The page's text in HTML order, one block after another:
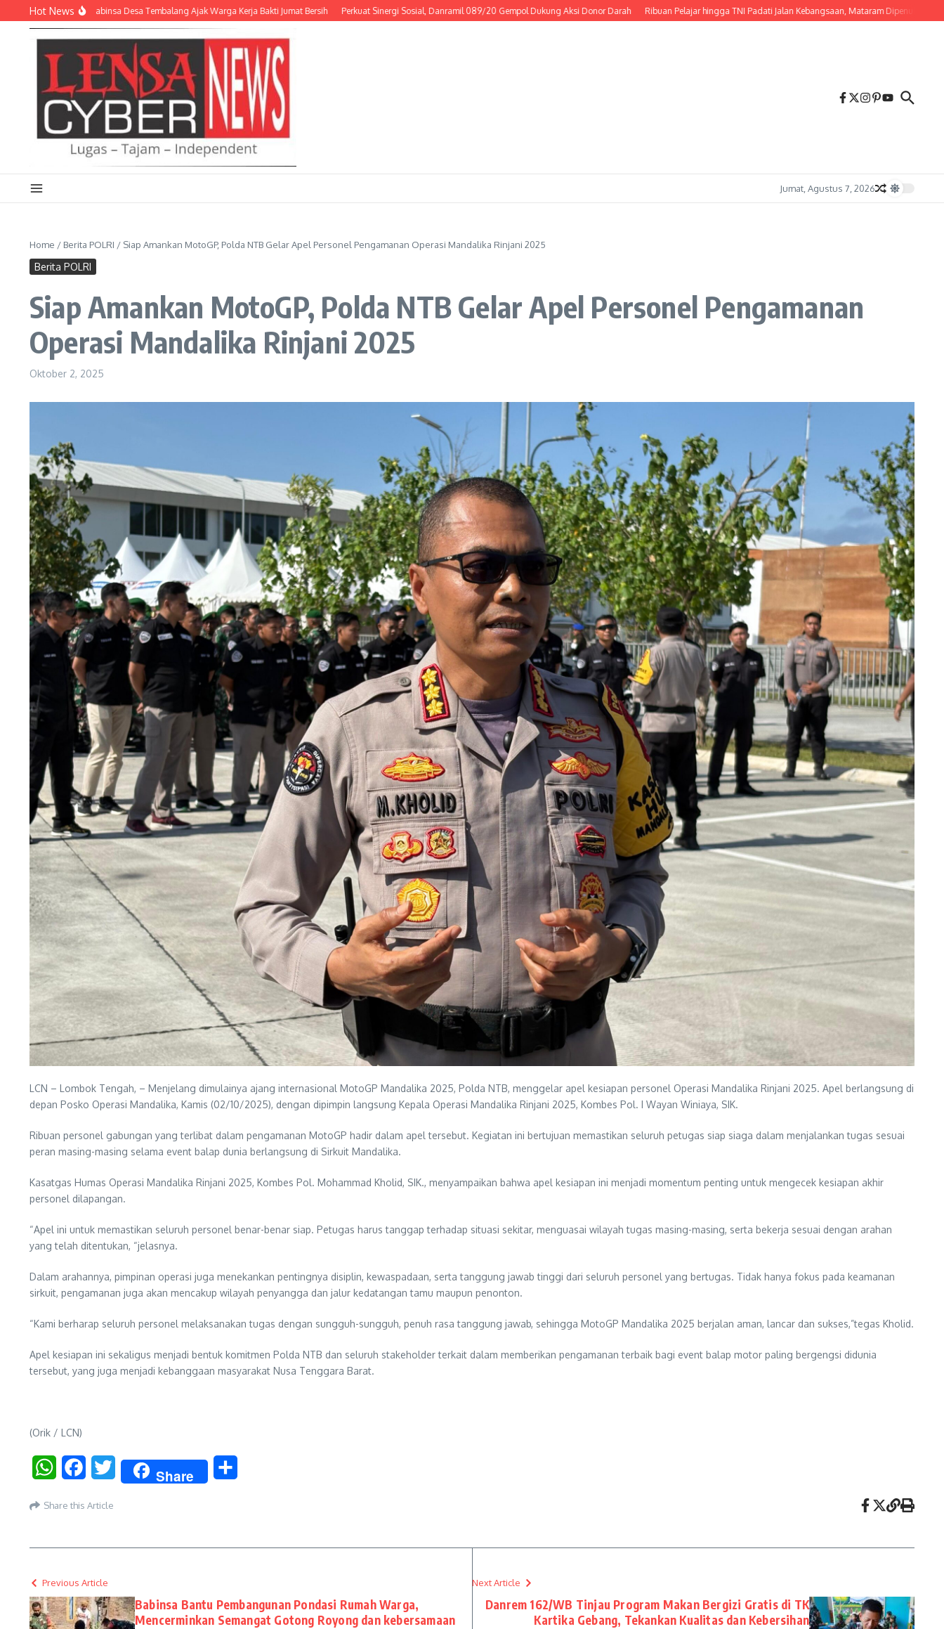
Lewati ke konten
Hot News
Kebersamaan, Babinsa Desa Tembalang Ajak Warga Kerja Bakti Jumat Bersih Perkuat Sinergi Sosial, Danramil 089/20 Gempol Dukung Aksi Donor Darah Ribuan Pelajar hingga TNI Padati Jalan Kebangsaan, Mataram Dipenuhi Merah Putih
Jumat, Agustus 7, 2026
Home / Berita POLRI / Siap Amankan MotoGP, Polda NTB Gelar Apel Personel Pengamanan Operasi Mandalika Rinjani 2025
Berita POLRI
Siap Amankan MotoGP, Polda NTB Gelar Apel Personel Pengamanan
Operasi Mandalika Rinjani 2025
Oktober 2, 2025
LCN – Lombok Tengah, – Menjelang dimulainya ajang internasional MotoGP Mandalika 2025, Polda NTB, menggelar apel kesiapan personel Operasi Mandalika Rinjani 2025. Apel berlangsung di
depan Posko Operasi Mandalika, Kamis (02/10/2025), dengan dipimpin langsung Kepala Operasi Mandalika Rinjani 2025, Kombes Pol. I Wayan Winiaya, SIK.
Ribuan personel gabungan yang terlibat dalam pengamanan MotoGP hadir dalam apel tersebut. Kegiatan ini bertujuan memastikan seluruh petugas siap siaga dalam menjalankan tugas sesuai
peran masing-masing selama event balap dunia berlangsung di Sirkuit Mandalika.
Kasatgas Humas Operasi Mandalika Rinjani 2025, Kombes Pol. Mohammad Kholid, SIK., menyampaikan bahwa apel kesiapan ini menjadi momentum penting untuk mengecek kesiapan akhir
personel dilapangan.
“Apel ini untuk memastikan seluruh personel benar-benar siap. Petugas harus tanggap terhadap situasi sekitar, menguasai wilayah tugas masing-masing, serta bekerja sesuai dengan arahan
yang telah ditentukan, “jelasnya.
Dalam arahannya, pimpinan operasi juga menekankan pentingnya disiplin, kewaspadaan, serta tanggung jawab tinggi dari seluruh personel yang bertugas. Tidak hanya fokus pada keamanan
sirkuit, pengamanan juga akan mencakup wilayah penyangga dan jalur kedatangan tamu maupun penonton.
“Kami berharap seluruh personel melaksanakan tugas dengan sungguh-sungguh, penuh rasa tanggung jawab, sehingga MotoGP Mandalika 2025 berjalan aman, lancar dan sukses,”tegas Kholid.
Apel kesiapan ini sekaligus menjadi bentuk komitmen Polda NTB dan seluruh stakeholder terkait dalam memberikan pengamanan terbaik bagi event balap motor paling bergengsi didunia
tersebut, yang juga menjadi kebanggaan masyarakat Nusa Tenggara Barat.
(Orik / LCN)
WhatsAppFacebookTwitter Share
Share this Article
Previous Article
Babinsa Bantu Pembangunan Pondasi Rumah Warga,
Mencerminkan Semangat Gotong Royong dan kebersamaan
Next Article
Danrem 162/WB Tinjau Program Makan Bergizi Gratis di TK
Kartika Gebang, Tekankan Kualitas dan Kebersihan